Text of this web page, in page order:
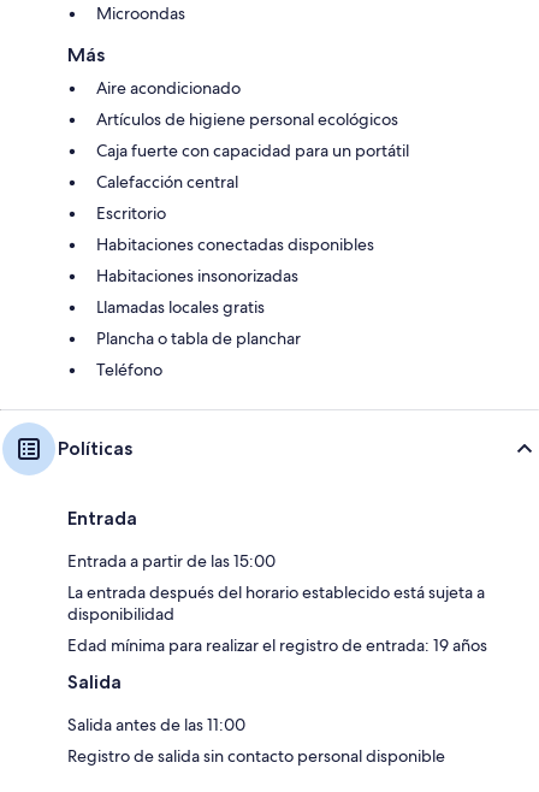
Microondas
Más
Aire acondicionado
Artículos de higiene personal ecológicos
Caja fuerte con capacidad para un portátil
Calefacción central
Escritorio
Habitaciones conectadas disponibles
Habitaciones insonorizadas
Llamadas locales gratis
Plancha o tabla de planchar
Teléfono
Políticas
Entrada
Entrada a partir de las 15:00
La entrada después del horario establecido está sujeta a
disponibilidad
Edad mínima para realizar el registro de entrada: 19 años
Salida
Salida antes de las 11:00
Registro de salida sin contacto personal disponible